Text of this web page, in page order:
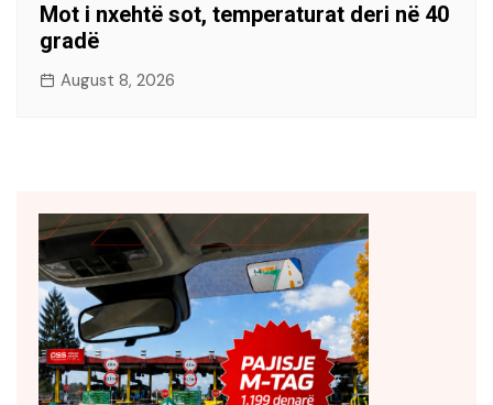
Mot i nxehtë sot, temperaturat deri në 40
gradë
August 8, 2026